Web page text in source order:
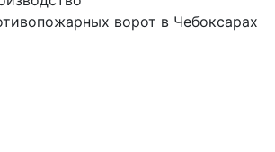
ворот в Чебоксарах